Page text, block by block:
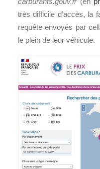
très difficile d’accès, la
requête envoyés par
le plein de leur véhicule.